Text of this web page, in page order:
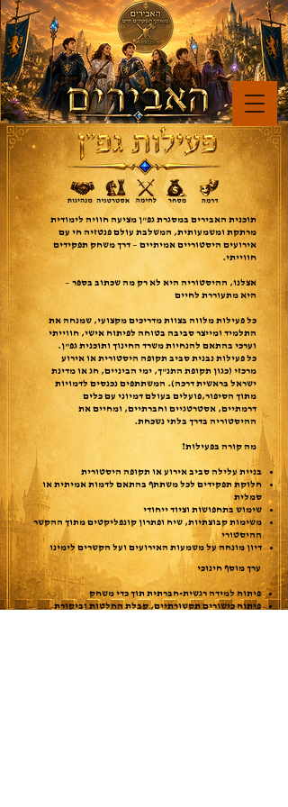
תוכנית האבירים במסגרת גפ"ן מציעה חוויה לימודית
מרתקת ומשמעותית, המשלבת עולם פנטזיה חי עם
אירועים היסטוריים אמיתיים – דרך משחק תפקידים
חווייתי.
אצלנו, ההיסטוריה היא לא רק מה שכתוב בספר –
היא מתעוררת לחיים
כל פעילות מלווה בצוות מדריכים מקצועי, שמנחה את
התלמיד ומייצר סביבה בטוחה לפיתוח אישי, חווייתי
וערכי בהתאם להנחיות משרד החינוך ותוכנית גפ"ן.
כל פעילות נבנית סביב תקופה היסטורית או אירוע
מרכזי (כגון תקופת התנ"ך, ימי הביניים, חג או מדינת
ישראל בראשית דרכה). המשתתפים נכנסים לדמויות
מתוך הסיפור,פועלים בעולם דמיוני עם כלים
דרמתיים, אסטרטגיים וחברתיים, ומחיים את
ההיסטוריה בדרך בלתי נשכחת.
מה קורה בפעילות?​
בניית עלילה סביב אירוע או תקופה היסטורית
חלוקת תפקידים לכל משתתף בהתאם לדמות אמיתית או
סמלית
שימוש בתחפושות וציוד ייחודי
משימות קבוצתיות, שיח ופתרון קונפליקטים מתוך ההקשר
ההיסטורי
דיון מונחה על משמעות האירועים ועל הקשרים לימינו
ערך מוסף חינוכי
פיתוח למידה רגשית-חברתית תוך כדי משחק
פיתוח כישורים תקשורתיים, קבלת החלטות וביקורת